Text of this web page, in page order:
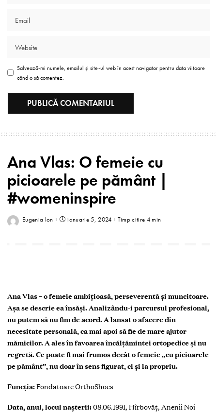
Salvează-mi numele, emailul și site-ul web în acest navigator pentru data viitoare
când o să comentez.
Ana Vlas: O femeie cu
picioarele pe pământ |
#womeninspire
Eugenia Ion ianuarie 5, 2024 Timp citire 4 min